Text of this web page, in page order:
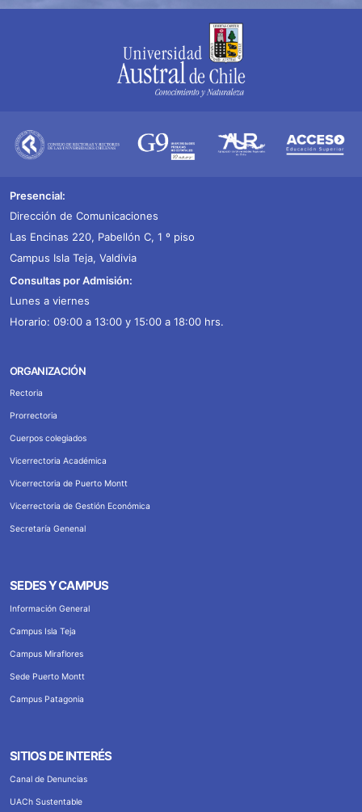
Presencial:
Dirección de Comunicaciones
Las Encinas 220, Pabellón C, 1 º piso
Campus Isla Teja, Valdivia
Consultas por Admisión:
Lunes a viernes
Horario: 09:00 a 13:00 y 15:00 a 18:00 hrs.
ORGANIZACIÓN
Rectoria
Prorrectoria
Cuerpos colegiados
Vicerrectoria Académica
Vicerrectoria de Puerto Montt
Vicerrectoria de Gestión Económica
Secretaría Genenal
SEDES Y CAMPUS
Información General
Campus Isla Teja
Campus Miraflores
Sede Puerto Montt
Campus Patagonia
SITIOS DE INTERÉS
Canal de Denuncias
UACh Sustentable